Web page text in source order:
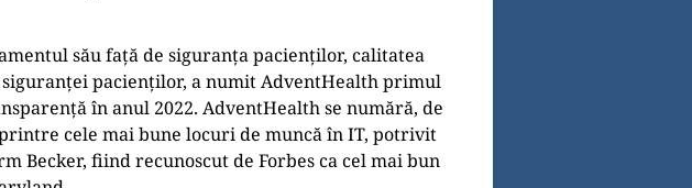
său față de siguranța pacienților, calitatea
pacienților, a numit AdventHealth primul
în anul 2022. AdventHealth se numără, de
cele mai bune locuri de muncă în IT, potrivit
Becker, fiind recunoscut de Forbes ca cel mai bun